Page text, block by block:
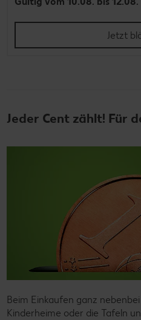
Jetzt
Jeder Cent zählt! Für
Beim Einkaufen ganz
Kinderheime oder die Tafeln